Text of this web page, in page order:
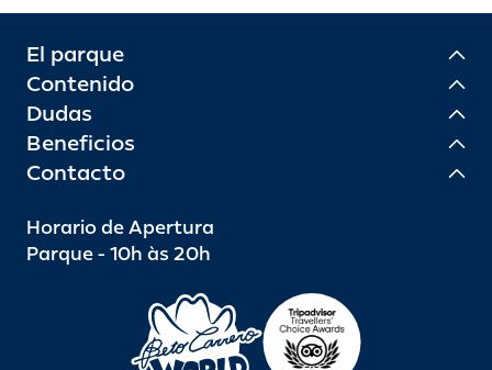
El parque
Contenido
Dudas
Beneficios
Contacto
Horario de Apertura
Parque - 10h às 20h